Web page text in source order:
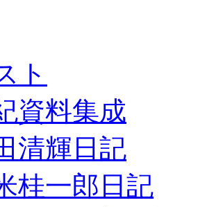
ト
資料集成
清輝日記
桂一郎日記